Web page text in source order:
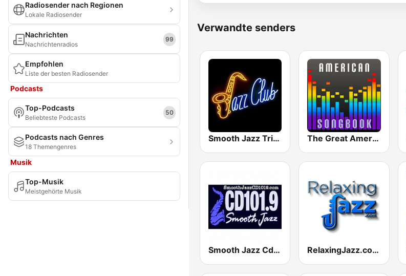
Radiosender nach Regionen
Lokale Radiosender
Nachrichten
Nachrichtenradios
99
Empfohlen
Liste der besten Radiosender
Podcasts
Top-Podcasts
Beliebteste Podcasts
50
Podcasts nach Genres
18 Themengenres
Musik
Top-Musik
Meistgehörte Musik
Verwandte senders
Smooth Jazz Tri-Cities WA The Great American Songbook Radio Station
Smooth Jazz Cd101.9 New York RelaxingJazz.com - Smooth Jazz